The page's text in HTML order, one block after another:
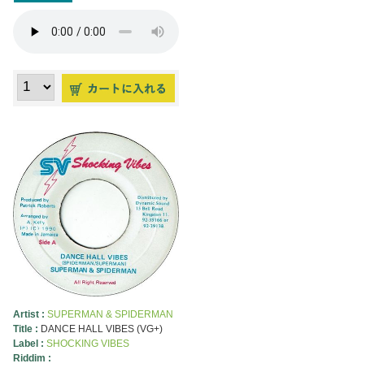
Artist : SUPERMAN & SPIDERMAN
Title : DANCE HALL VIBES (VG+)
Label : SHOCKING VIBES
Riddim :